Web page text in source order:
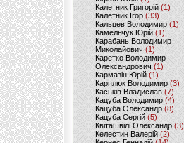
Калетник Григорій(1)
Калетник Ігор (33)
Кальцев Володимир(1)
Камельчук Юрій (1)
Карабань Володимир
Миколайович (1)
Каретко Володимир
Олександрович (1)
Кармазін Юрій(1)
Карплюк Володимир(3)
Каськів Владислав (7)
Кацуба Володимир (4)
Кацуба Олександр (8)
Кацуба Сергій (5)
Квіташвілі Олександр(3)
Келестин Валерій(2)